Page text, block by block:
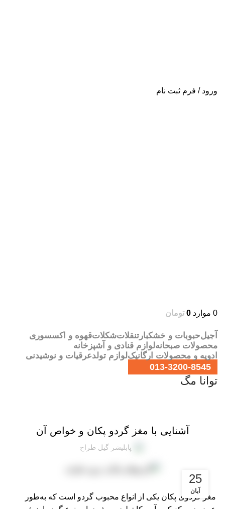
ورود / فرم ثبت نام
0 موارد 0 تومان
آجیلحبوبات و خشکبار تنقلاتشکلاتقهوه و اکسسوری
محصولات صبحانهلوازم قنادی و آشپزخانه
ادویه و محصولات ارگانیکلوازم تولدعرقیات و نوشیدنی
013-3200-8545
توانا مگ
آشنایی با مغز گردو پکان و خواص آن
پابلیشر گیل طراح
25
آبان
مغز گردوی پکان یکی از انواع محبوب گردو است که به‌طور